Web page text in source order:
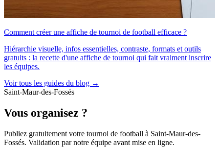
Comment créer une affiche de tournoi de football efficace ?
Hiérarchie visuelle, infos essentielles, contraste, formats et outils
gratuits : la recette d'une affiche de tournoi qui fait vraiment inscrire
les équipes.
Voir tous les guides du blog →
Saint-Maur-des-Fossés
Vous organisez ?
Publiez gratuitement votre tournoi de football à Saint-Maur-des-
Fossés. Validation par notre équipe avant mise en ligne.